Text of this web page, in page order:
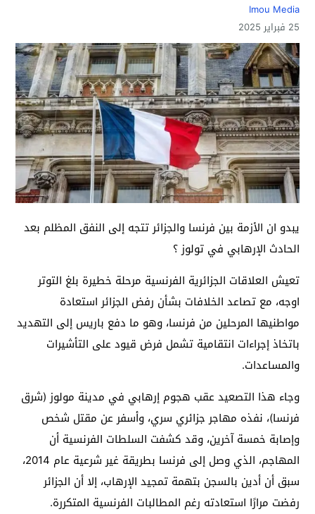
Imou Media
25 فبراير 2025
يبدو ان الأزمة بين فرنسا والجزائر تتجه إلى النفق المظلم بعد
الحادث الإرهابي في تولوز ؟
تعيش العلاقات الجزائرية الفرنسية مرحلة خطيرة بلغ التوتر
اوجه، مع تصاعد الخلافات بشأن رفض الجزائر استعادة
مواطنيها المرحلين من فرنسا، وهو ما دفع باريس إلى التهديد
باتخاذ إجراءات انتقامية تشمل فرض قيود على التأشيرات
والمساعدات.
وجاء هذا التصعيد عقب هجوم إرهابي في مدينة مولوز (شرق
فرنسا)، نفذه مهاجر جزائري سري، وأسفر عن مقتل شخص
وإصابة خمسة آخرين، وقد كشفت السلطات الفرنسية أن
المهاجم، الذي وصل إلى فرنسا بطريقة غير شرعية عام 2014،
سبق أن أدين بالسجن بتهمة تمجيد الإرهاب، إلا أن الجزائر
رفضت مرارًا استعادته رغم المطالبات الفرنسية المتكررة.